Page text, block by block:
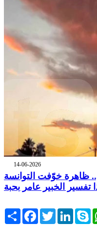
14-06-2026
ظاهرة خوّفت التوانسة
تفسير الخبير عامر بحبة
Share FacebookTwitter